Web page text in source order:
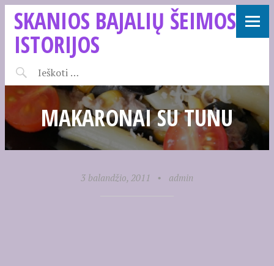
SKANIOS BAJALIŲ ŠEIMOS
ISTORIJOS
MAKARONAI SU TUNU
3 balandžio, 2011 • admin